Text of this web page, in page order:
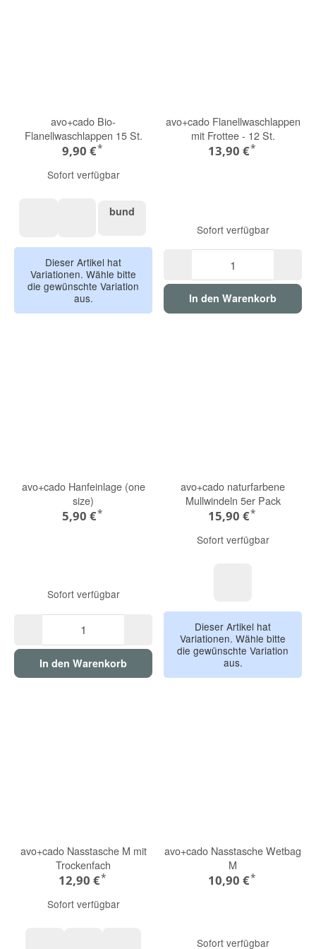
avo+cado Bio-
Flanellwaschlappen 15 St.
9,90 €*
Sofort verfügbar
bundbund
Dieser Artikel hat
Variationen. Wähle bitte
die gewünschte Variation
aus.
avo+cado Flanellwaschlappen
mit Frottee - 12 St.
13,90 €*
Sofort verfügbar
In den Warenkorb
avo+cado Hanfeinlage (one
size)
5,90 €*
Sofort verfügbar
In den Warenkorb
avo+cado naturfarbene
Mullwindeln 5er Pack
15,90 €*
Sofort verfügbar
Dieser Artikel hat
Variationen. Wähle bitte
die gewünschte Variation
aus.
avo+cado Nasstasche M mit
Trockenfach
12,90 €*
Sofort verfügbar
avo+cado Nasstasche Wetbag
M
10,90 €*
Sofort verfügbar